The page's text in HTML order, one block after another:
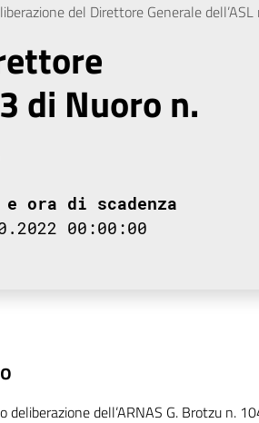
del Direttore Generale
di Nuoro n.
e ora di scadenza
00:00:00
deliberazione dell’ARNAS G. Brotzu n.